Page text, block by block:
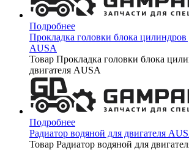
Подробнее
Прокладка головки блока цилиндров
AUSA
Товар Прокладка головки блока
двигателя AUSA
Подробнее
Радиатор водяной для двигателя
Товар Радиатор водяной для